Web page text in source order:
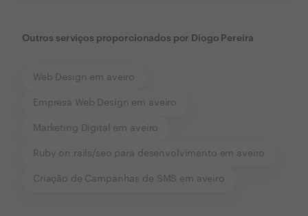
Outros serviços proporcionados por Diogo Pereira
Web Design em aveiro
Empresa Web Design em aveiro
Marketing Digital em aveiro
Ruby on rails/seo para desenvolvimento em aveiro
Criação de Campanhas de SMS em aveiro